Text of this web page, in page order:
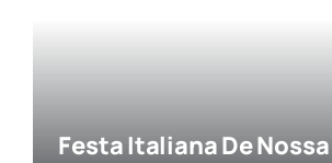
Festa Italiana De